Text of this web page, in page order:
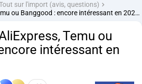
sur l'import (avis, questions)
Acheter sur AliExpress, Temu ou Banggood : encore intéressant en 2026 ?
Temu ou
intéressant en